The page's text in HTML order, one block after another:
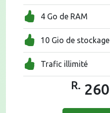
4 Go de RAM
10 Gio de stockage
Trafic illimité
R. 260